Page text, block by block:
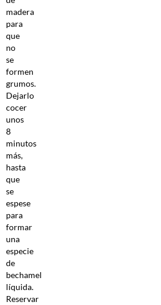
madera
para
que
no
se
formen
grumos.
Dejarlo
cocer
unos
8
minutos
más,
hasta
que
se
espese
para
formar
una
especie
de
bechamel
líquida.
Reservar